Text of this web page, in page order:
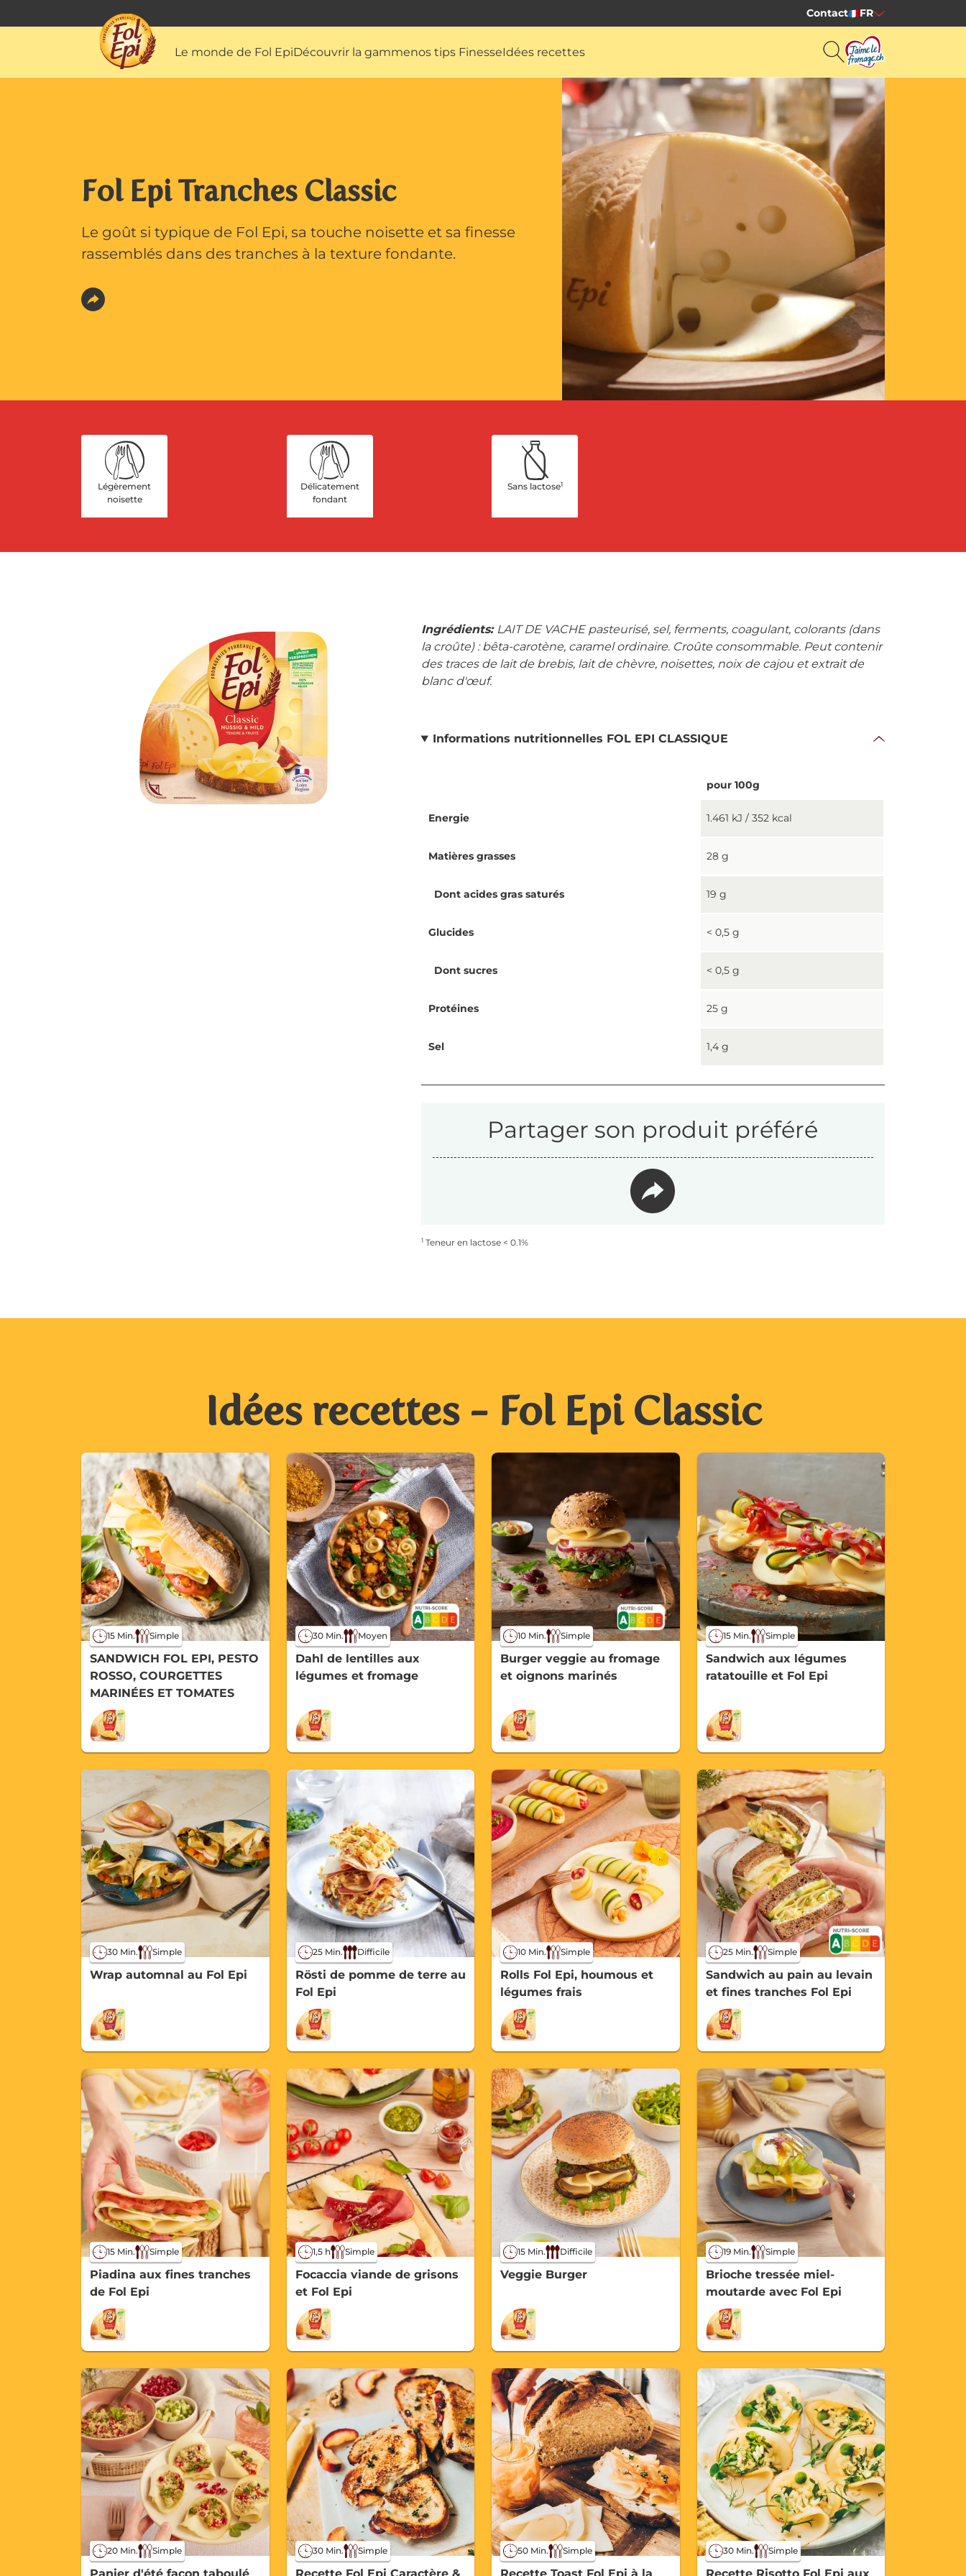
Contact FR
Le monde de Fol EpiDécouvrir la gammenos tips FinesseIdées recettes
Fol Epi Tranches Classic
Le goût si typique de Fol Epi, sa touche noisette et sa finesse
rassemblés dans des tranches à la texture fondante.
Légèrement
noisette
Délicatement
fondant
Sans lactose1
Ingrédients: LAIT DE VACHE pasteurisé, sel, ferments, coagulant, colorants (dans
la croûte) : bêta-carotène, caramel ordinaire. Croûte consommable. Peut contenir
des traces de lait de brebis, lait de chèvre, noisettes, noix de cajou et extrait de
blanc d'œuf.
Informations nutritionnelles FOL EPI CLASSIQUE
pour 100g
Energie 1.461 kJ / 352 kcal
Matières grasses 28 g
Dont acides gras saturés 19 g
Glucides < 0,5 g
Dont sucres < 0,5 g
Protéines 25 g
Sel 1,4 g
Partager son produit préféré
1Teneur en lactose < 0.1%
Idées recettes - Fol Epi Classic
15 Min. Simple
SANDWICH FOL EPI, PESTO
ROSSO, COURGETTES
MARINÉES ET TOMATES
30 Min. Moyen
Dahl de lentilles aux
légumes et fromage
10 Min. Simple
Burger veggie au fromage
et oignons marinés
15 Min. Simple
Sandwich aux légumes
ratatouille et Fol Epi
30 Min. Simple
Wrap automnal au Fol Epi
25 Min. Difficile
Rösti de pomme de terre au
Fol Epi
10 Min. Simple
Rolls Fol Epi, houmous et
légumes frais
25 Min. Simple
Sandwich au pain au levain
et fines tranches Fol Epi
15 Min. Simple
Piadina aux fines tranches
de Fol Epi
1,5 h Simple
Focaccia viande de grisons
et Fol Epi
15 Min. Difficile
Veggie Burger
19 Min. Simple
Brioche tressée miel-
moutarde avec Fol Epi
20 Min. Simple 30 Min. Simple 50 Min. Simple 30 Min. Simple